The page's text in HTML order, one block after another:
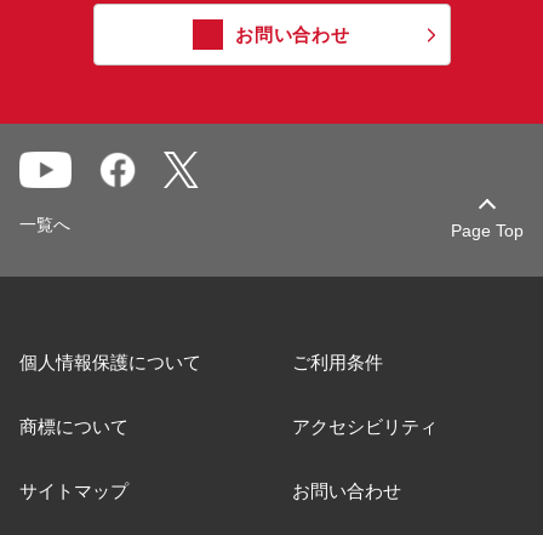
お問い合わせ
Page Top
一覧へ
個人情報保護について ご利用条件
商標について アクセシビリティ
サイトマップ お問い合わせ